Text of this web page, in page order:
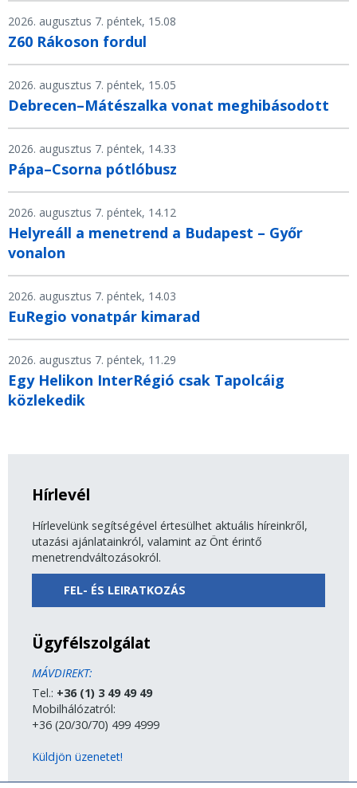
2026. augusztus 7. péntek, 15.08
Z60 Rákoson fordul
2026. augusztus 7. péntek, 15.05
Debrecen–Mátészalka vonat meghibásodott
2026. augusztus 7. péntek, 14.33
Pápa–Csorna pótlóbusz
2026. augusztus 7. péntek, 14.12
Helyreáll a menetrend a Budapest – Győr
vonalon
2026. augusztus 7. péntek, 14.03
EuRegio vonatpár kimarad
2026. augusztus 7. péntek, 11.29
Egy Helikon InterRégió csak Tapolcáig
közlekedik
Hírlevél
Hírlevelünk segítségével értesülhet aktuális híreinkről,
utazási ajánlatainkról, valamint az Önt érintő
menetrendváltozásokról.
FEL- ÉS LEIRATKOZÁS
Ügyfélszolgálat
MÁVDIREKT:
Tel.: +36 (1) 3 49 49 49
Mobilhálózatról:
+36 (20/30/70) 499 4999
Küldjön üzenetet!